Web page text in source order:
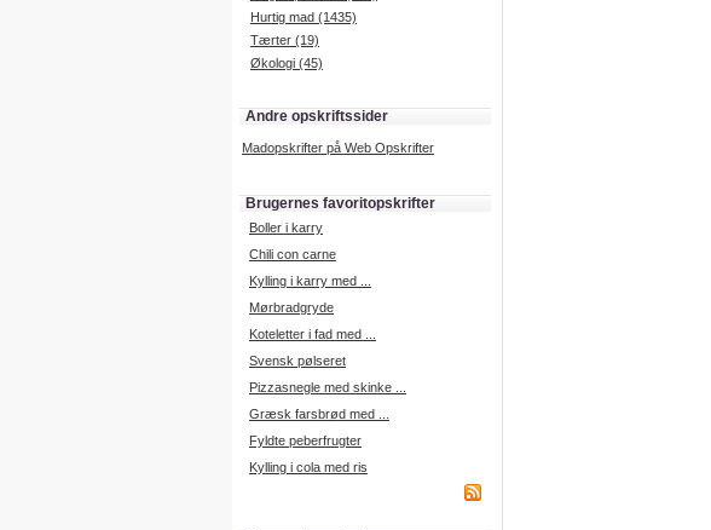
Hurtig mad (1435)
Tærter (19)
Økologi (45)
Andre opskriftssider
Madopskrifter på Web Opskrifter
Brugernes favoritopskrifter
Boller i karry
Chili con carne
Kylling i karry med ...
Mørbradgryde
Koteletter i fad med ...
Svensk pølseret
Pizzasnegle med skinke ...
Græsk farsbrød med ...
Fyldte peberfrugter
Kylling i cola med ris